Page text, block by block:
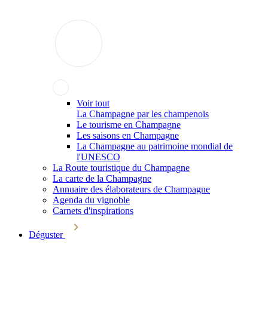
Voir tout
La Champagne par les champenois
Le tourisme en Champagne
Les saisons en Champagne
La Champagne au patrimoine mondial de
l'UNESCO
La Route touristique du Champagne
La carte de la Champagne
Annuaire des élaborateurs de Champagne
Agenda du vignoble
Carnets d'inspirations
Déguster